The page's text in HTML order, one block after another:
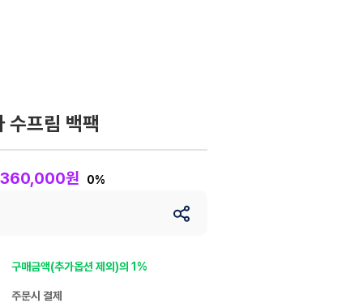
수프림 백팩
360,000원 0%
구매금액(추가옵션 제외)의 1%
주문시 결제